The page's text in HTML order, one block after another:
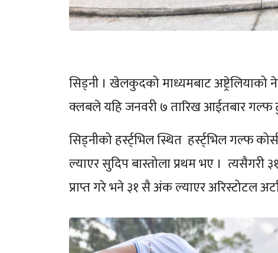
सिड्नी । खेलकुदको माध्यमबाट
क्लबले यहि जनवरी ७ तारिख आईतबार गल्फ
सिड्नीको हर्स्ट्भिल स्थित हर्स्ट्भिल गल्फ
ल्याएर सुदिप बास्तोला प्रथम भए ।
प्राप्त गरे भने ३१ सै अंक ल्याएर अरिस्टोटल